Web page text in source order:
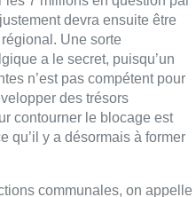
le budget, et ce n’est
gouvernement de plein
défis. On appelle donc nos
ou petits, à sortir de leurs
de campagne. Rangez
de blocage, concentrez-
fût-il symbolique.
nous semblent au moins
gardera l’étiquette Good
des urnes et respectez la